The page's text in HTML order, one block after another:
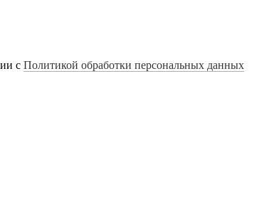
с Политикой обработки персональных данных